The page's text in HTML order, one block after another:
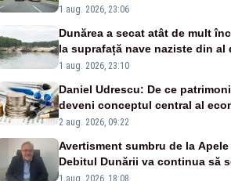
județe
1 aug. 2026, 23:06
Dunărea a secat atât de mult
la suprafață nave naziste din al
război mondial
1 aug. 2026, 23:10
Daniel Udrescu: De ce
deveni conceptul central al
viitoare?
2 aug. 2026, 09:22
Avertisment sumbru de la Apele
Debitul Dunării va continua să
Cernavodă s-ar putea închide în